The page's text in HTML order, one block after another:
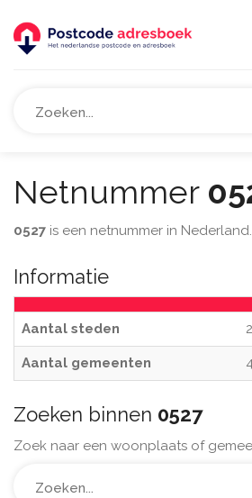
Netnummer
0527 is een netnummer in Nederland.
Informatie
Aantal steden
Aantal gemeenten
Zoeken binnen 0527
Zoek naar een woonplaats of